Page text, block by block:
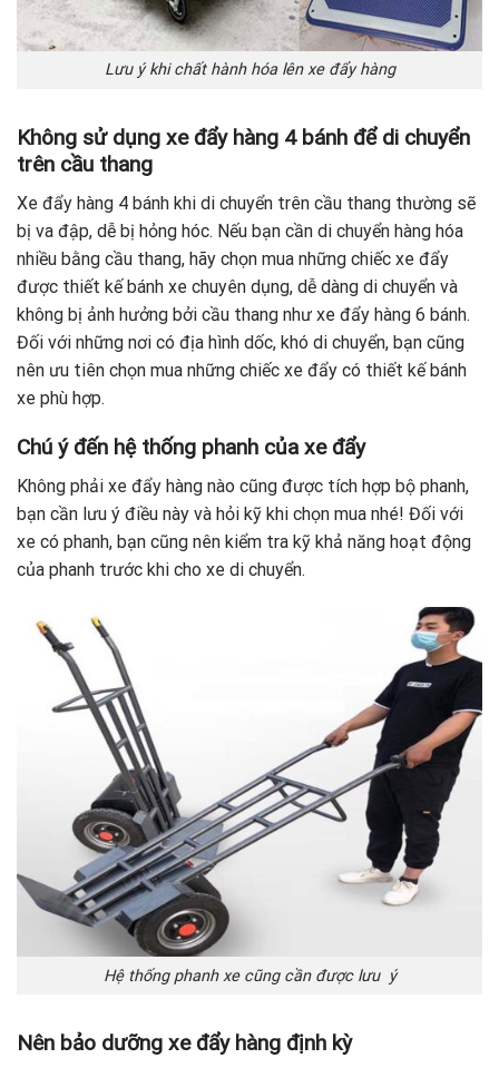
Lưu ý khi chất hành hóa lên xe đẩy hàng
Không sử dụng xe đẩy hàng 4 bánh để di chuyển
trên cầu thang
Xe đẩy hàng 4 bánh khi di chuyển trên cầu thang thường sẽ
bị va đập, dễ bị hỏng hóc. Nếu bạn cần di chuyển hàng hóa
nhiều bằng cầu thang, hãy chọn mua những chiếc xe đẩy
được thiết kế bánh xe chuyên dụng, dễ dàng di chuyển và
không bị ảnh hưởng bởi cầu thang như xe đẩy hàng 6 bánh.
Đối với những nơi có địa hình dốc, khó di chuyển, bạn cũng
nên ưu tiên chọn mua những chiếc xe đẩy có thiết kế bánh
xe phù hợp.
Chú ý đến hệ thống phanh của xe đẩy
Không phải xe đẩy hàng nào cũng được tích hợp bộ phanh,
bạn cần lưu ý điều này và hỏi kỹ khi chọn mua nhé! Đối với
xe có phanh, bạn cũng nên kiểm tra kỹ khả năng hoạt động
của phanh trước khi cho xe di chuyển.
Hệ thống phanh xe cũng cần được lưu ý
Nên bảo dưỡng xe đẩy hàng định kỳ